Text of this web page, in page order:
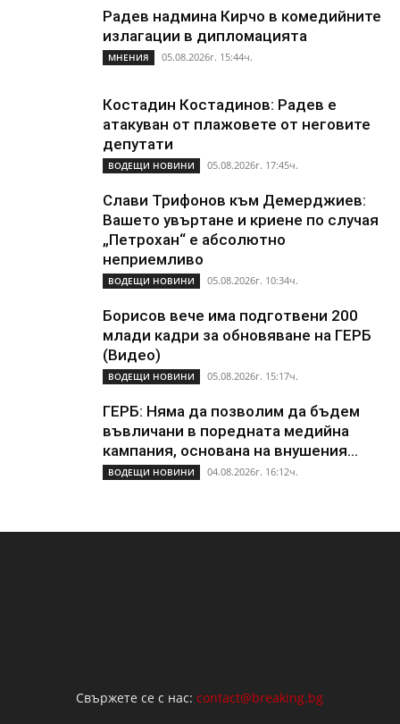
Радев надмина Кирчо в комедийните
излагации в дипломацията
МНЕНИЯ 05.08.2026г. 15:44ч.
Костадин Костадинов: Радев е
атакуван от плажoвете от неговите
депутати
ВОДЕЩИ НОВИНИ 05.08.2026г. 17:45ч.
Слави Трифонов към Демерджиев:
Вашето увъртане и криене по случая
„Петрохан“ е абсолютно
неприемливо
ВОДЕЩИ НОВИНИ 05.08.2026г. 10:34ч.
Борисов вече има подготвени 200
млади кадри за обновяване на ГЕРБ
(Видео)
ВОДЕЩИ НОВИНИ 05.08.2026г. 15:17ч.
ГЕРБ: Няма да позволим да бъдем
въвличани в поредната медийна
кампания, основана на внушения...
ВОДЕЩИ НОВИНИ 04.08.2026г. 16:12ч.
Свържете се с нас:contact@breaking.bg